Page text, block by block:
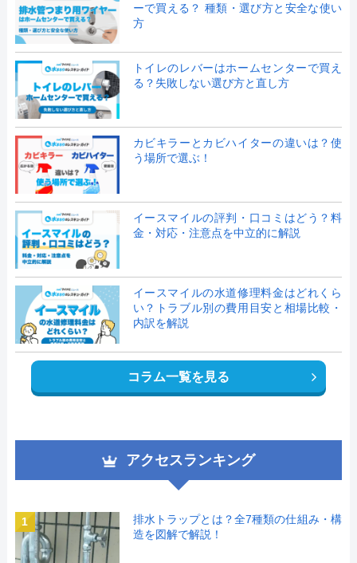
ーで買える？ 種類・選び方と安全な使い
方
トイレのレバーはホームセンターで買え
る？失敗しない選び方と直し方
カビキラーとカビハイターの違いは？使
う場所で選ぶ！
イースマイルの評判・口コミはどう？料
金・対応・注意点を中立的に解説
イースマイルの水道修理料金はどれくら
い？トラブル別の費用目安と相場比較・
内訳を解説
コラム一覧を見る
アクセスランキング
1
排水トラップとは？全7種類の仕組み・構
造を図解で解説！